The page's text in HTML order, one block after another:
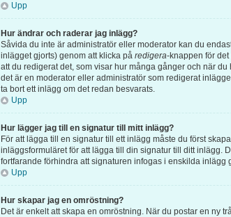
Upp
Hur ändrar och raderar jag inlägg?
Såvida du inte är administratör eller moderator kan du
inlägget gjorts) genom att klicka på redigera-knappen för
att du redigerat det, som visar hur många gånger och när
det är en moderator eller administratör som redigerat
ta bort ett inlägg om det redan besvarats.
Upp
Hur lägger jag till en signatur till mitt inlägg?
För att lägga till en signatur till ett inlägg måste du först
inläggsformuläret för att lägga till din signatur till ditt inlägg.
fortfarande förhindra att signaturen infogas i enskilda inlägg
Upp
Hur skapar jag en omröstning?
Det är enkelt att skapa en omröstning. När du postar en ny